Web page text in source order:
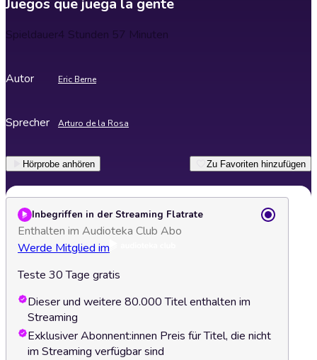
Juegos que juega la gente
Spieldauer4 Stunden 57 Minuten
Autor Eric Berne
Sprecher Arturo de la Rosa
Hörprobe anhören Zu Favoriten hinzufügen
Inbegriffen in der Streaming Flatrate
Enthalten im Audioteka Club Abo
Werde Mitglied im
Teste 30 Tage gratis
Dieser und weitere 80.000 Titel enthalten im
Streaming
Exklusiver Abonnent:innen Preis für Titel, die nicht
im Streaming verfügbar sind